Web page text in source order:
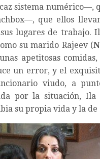
sistema numérico—,
que ellos
lugares de trabajo.
su marido Rajeev (
apetitosas
un error, y el
viudo, a
por la situación,
su propia vida y la de